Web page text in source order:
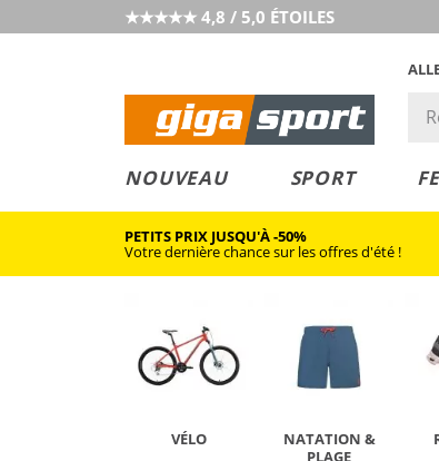
★★★★★ 4,8 / 5,0 ÉTOILES
NOUVEAU SPORT
PETITS PRIX JUSQU'À -50%
Votre dernière chance sur les offres d'été !
VÉLO
NATATION &
PLAGE